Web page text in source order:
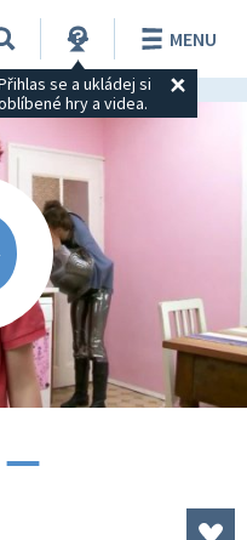
se a ukládej si
hry a videa.
MENU
—